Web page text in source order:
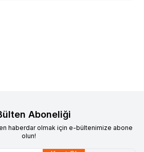
Aboneliği
haberdar olmak için e-bültenimize abone
olun!